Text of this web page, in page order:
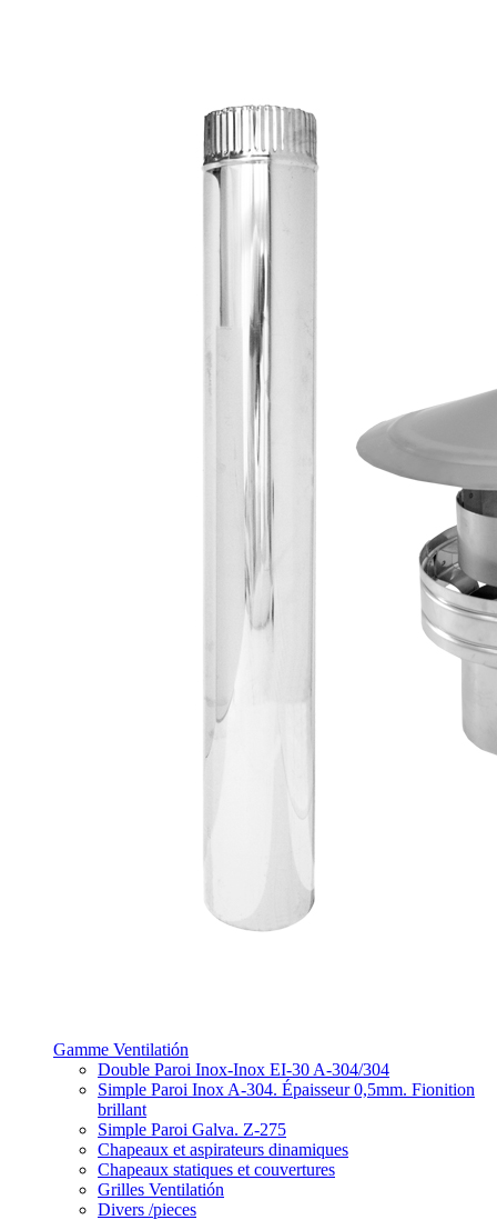
Gamme Ventilatión
Double Paroi Inox-Inox EI-30 A-304/304
Simple Paroi Inox A-304. Épaisseur 0,5mm. Fionition
brillant
Simple Paroi Galva. Z-275
Chapeaux et aspirateurs dinamiques
Chapeaux statiques et couvertures
Grilles Ventilatión
Divers /pieces